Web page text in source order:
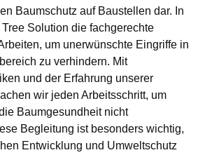
Baumschutz auf Baustellen dar. In
Solution die fachgerechte
um unerwünschte Eingriffe in
zu verhindern. Mit
und der Erfahrung unserer
wir jeden Arbeitsschritt, um
Baumgesundheit nicht
Begleitung ist besonders wichtig,
Entwicklung und Umweltschutz